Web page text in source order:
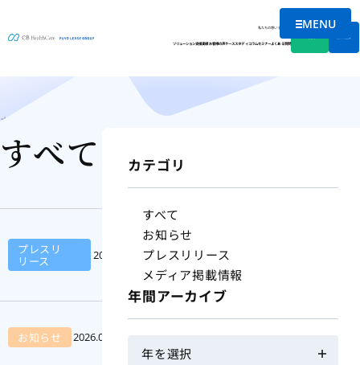
メニュー
MENU
私たちの想い会社情報
ソリューション支援実績お客様の声ケーススタディコラムセミナーよくある質問
ニュースリリース
ホーム
すべて
プレスリ
リース 2026.08.05
株式会社高齢者住宅新聞
社主催「第30回 介護経営
サミット」で登壇
お知らせ 2026.07.17
カテゴリ
すべて
お知らせ
プレスリリース
メディア掲載情報
年間アーカイブ